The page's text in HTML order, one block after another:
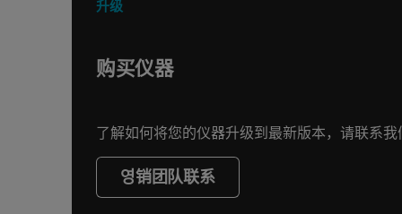
升级
购买仪器
了解如何将您的仪器升级到最新版本，请联系我
영销团队联系